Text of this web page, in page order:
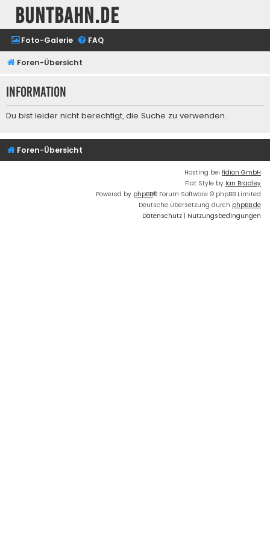
buntbahn.de
Foto-Galerie FAQ
Foren-Übersicht
Information
Du bist leider nicht berechtigt, die Suche zu verwenden.
Foren-Übersicht
Hosting bei fidion GmbH
Flat Style by Ian Bradley
Powered by phpBB® Forum Software © phpBB Limited
Deutsche Übersetzung durch phpBB.de
Datenschutz | Nutzungsbedingungen